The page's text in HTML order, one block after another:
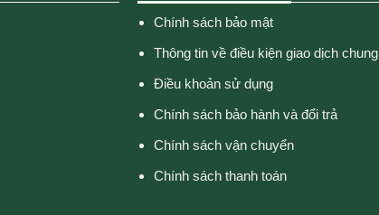
Chính sách bảo mật
Thông tin về điều kiện giao dịch chung
Điều khoản sử dụng
Chính sách bảo hành và đổi trả
Chính sách vận chuyển
Chính sách thanh toán